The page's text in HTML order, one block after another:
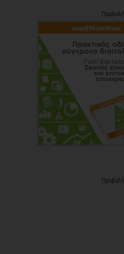
Προβολή
Προβολή